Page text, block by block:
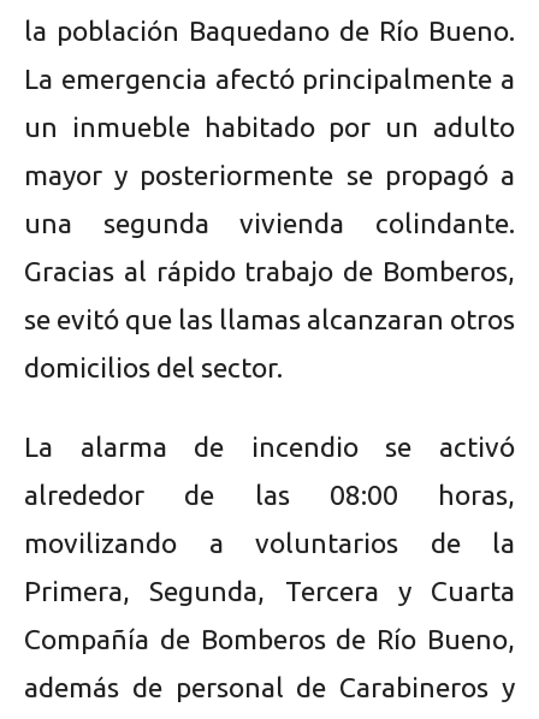
la población Baquedano de Río Bueno.
La emergencia afectó principalmente a
un inmueble habitado por un adulto
mayor y posteriormente se propagó a
una segunda vivienda colindante.
Gracias al rápido trabajo de Bomberos,
se evitó que las llamas alcanzaran otros
domicilios del sector.
La alarma de incendio se activó
alrededor de las 08:00 horas,
movilizando a voluntarios de la
Primera, Segunda, Tercera y Cuarta
Compañía de Bomberos de Río Bueno,
además de personal de Carabineros y